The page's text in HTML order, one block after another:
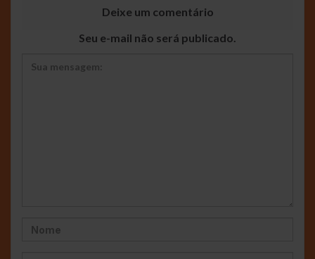
Deixe um comentário
Seu e-mail não será publicado.